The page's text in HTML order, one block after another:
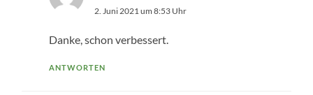
2. Juni 2021 um 8:53 Uhr
Danke, schon verbessert.
ANTWORTEN